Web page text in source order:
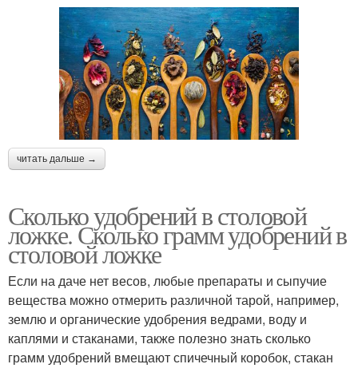
читать дальше →
Сколько удобрений в столовой
ложке. Сколько грамм удобрений в
столовой ложке
Если на даче нет весов, любые препараты и сыпучие
вещества можно отмерить различной тарой, например,
землю и органические удобрения ведрами, воду и
каплями и стаканами, также полезно знать сколько
грамм удобрений вмещают спичечный коробок, стакан